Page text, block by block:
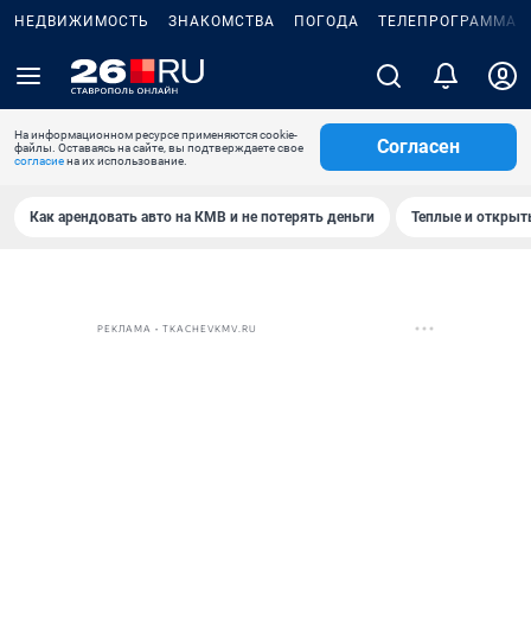
НЕДВИЖИМОСТЬ ЗНАКОМСТВА ПОГОДА ТЕЛЕПРОГРАММА
На информационном ресурсе применяются cookie-
файлы. Оставаясь на сайте, вы подтверждаете свое
согласиена их использование.
Согласен
Как арендовать авто на КМВ и не потерять деньги Теплые и
РЕКЛАМА • TKACHEVKMV.RU